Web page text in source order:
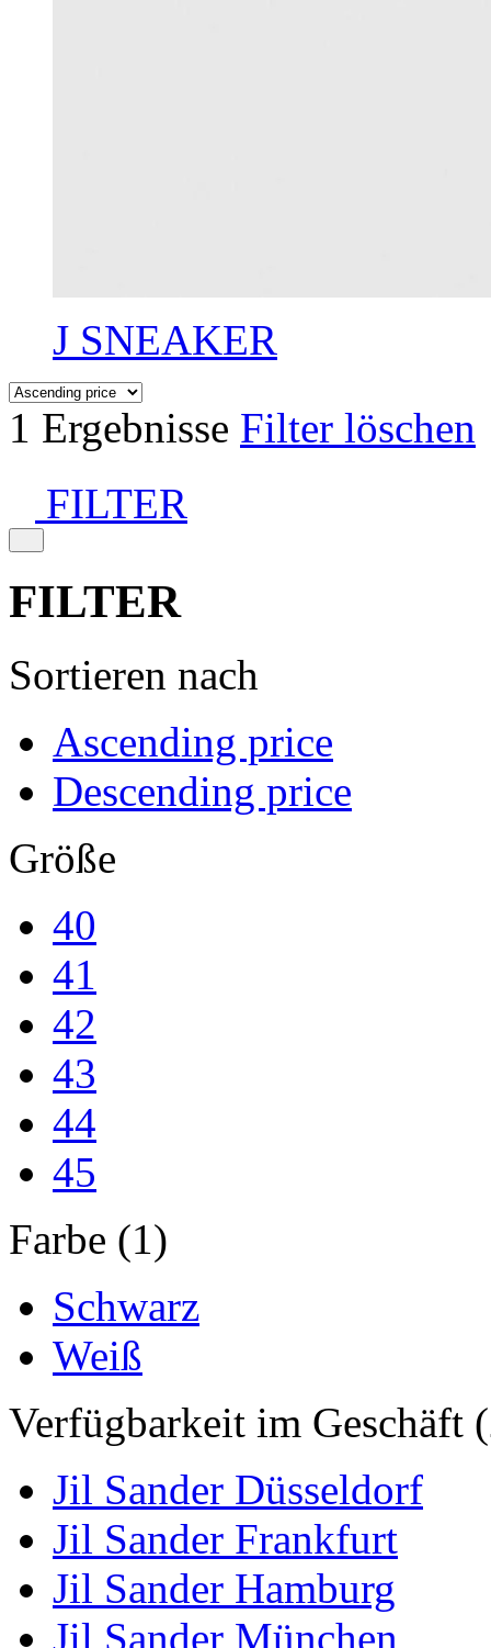
J SNEAKER
1 Ergebnisse Filter löschen
FILTER
FILTER
Sortieren nach
Ascending price
Descending price
Größe
40
41
42
43
44
45
Farbe (1)
Schwarz
Weiß
Verfügbarkeit im Geschäft
Jil Sander Düsseldorf
Jil Sander Frankfurt
Jil Sander Hamburg
Jil Sander München